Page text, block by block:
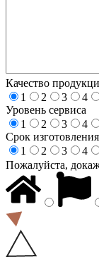
Качество
1
2 3 4
Уровень сервиса
1
2 3 4
Срок изготовления
1
2 3 4
Пожалуйста,